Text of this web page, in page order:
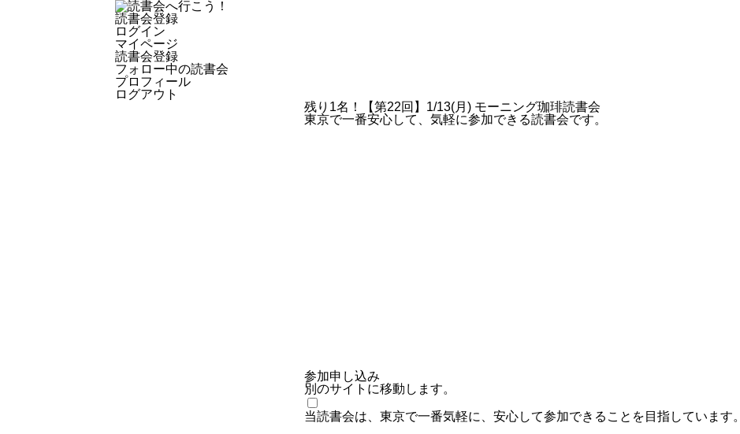
読書会登録
ログイン
マイページ
読書会登録
フォロー中の読書会
プロフィール
ログアウト
残り1名！【第22回】1/13(月) モーニング珈琲読書会
東京で一番安心して、気軽に参加できる読書会です。
参加申し込み
別のサイトに移動します。
当読書会は、東京で一番気軽に、安心して参加できることを目指しています。